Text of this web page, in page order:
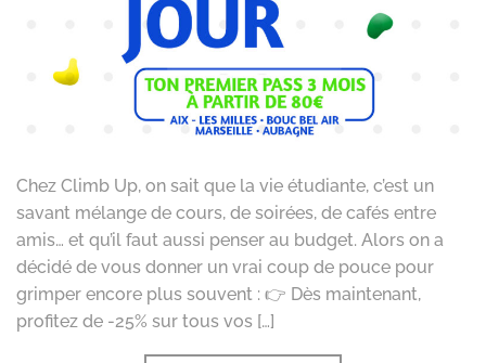
Chez Climb Up, on sait que la vie étudiante, c’est un
savant mélange de cours, de soirées, de cafés entre
amis… et qu’il faut aussi penser au budget. Alors on a
décidé de vous donner un vrai coup de pouce pour
grimper encore plus souvent : 👉 Dès maintenant,
profitez de -25% sur tous vos […]